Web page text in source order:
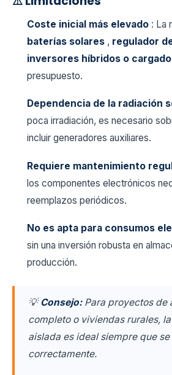
Coste inicial más elevado : La
baterías solares , regulador
inversores híbridos o
presupuesto.
Dependencia de la radiación
poca irradiación, es necesario
incluir generadores auxiliares.
Requiere mantenimiento
los componentes electrónicos
reemplazos periódicos.
No es apta para consumos
sin una inversión robusta en
producción.
💡 Consejo: Para proyectos de
completo o viviendas rurales,
aislada es ideal siempre que
correctamente.